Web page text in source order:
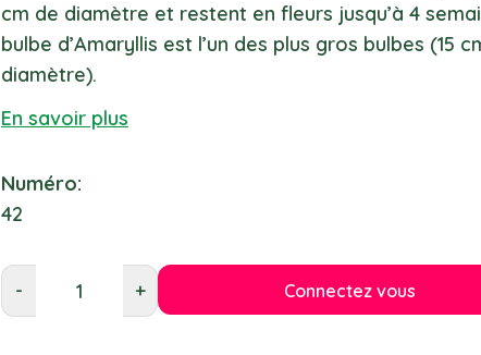
cm de diamètre et restent en fleurs jusqu’à 4
bulbe d’Amaryllis est l’un des plus gros bulbes (15
diamètre).
En savoir plus
Numéro:
42
- + Connectez vous